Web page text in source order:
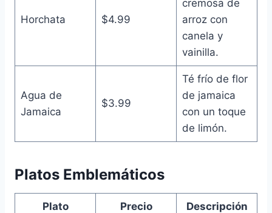
Horchata $4.99
cremosa de
arroz con
canela y
vainilla.
Agua de
Jamaica
$3.99
Té frío de flor
de jamaica
con un toque
de limón.
Platos Emblemáticos
Plato Precio Descripción